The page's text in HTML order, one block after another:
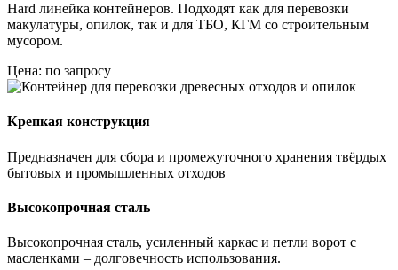
Hard линейка контейнеров. Подходят как для перевозки
макулатуры, опилок, так и для ТБО, КГМ со строительным
мусором.
Цена: по запросу
Крепкая конструкция
Предназначен для сбора и промежуточного хранения твёрдых
бытовых и промышленных отходов
Высокопрочная сталь
Высокопрочная сталь, усиленный каркас и петли ворот с
масленками – долговечность использования.